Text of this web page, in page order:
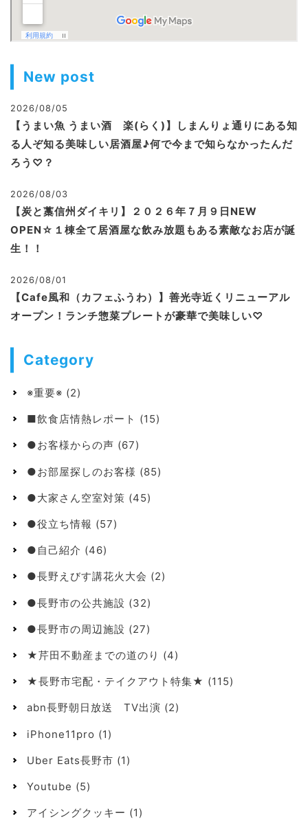
New post
2026/08/05
【うまい魚 うまい酒 楽(らく)】しまんりょ通りにある知
る人ぞ知る美味しい居酒屋♪何で今まで知らなかったんだ
ろう♡？
2026/08/03
【炭と藁信州ダイキリ】２０２６年７月９日NEW
OPEN☆１棟全て居酒屋な飲み放題もある素敵なお店が誕
生！！
2026/08/01
【Cafe風和（カフェふうわ）】善光寺近くリニューアル
オープン！ランチ惣菜プレートが豪華で美味しい♡
Category
※重要※ (2)
■飲食店情熱レポート (15)
●お客様からの声 (67)
●お部屋探しのお客様 (85)
●大家さん空室対策 (45)
●役立ち情報 (57)
●自己紹介 (46)
●長野えびす講花火大会 (2)
●長野市の公共施設 (32)
●長野市の周辺施設 (27)
★芹田不動産までの道のり (4)
★長野市宅配・テイクアウト特集★ (115)
abn長野朝日放送 TV出演 (2)
iPhone11pro (1)
Uber Eats長野市 (1)
Youtube (5)
アイシングクッキー (1)